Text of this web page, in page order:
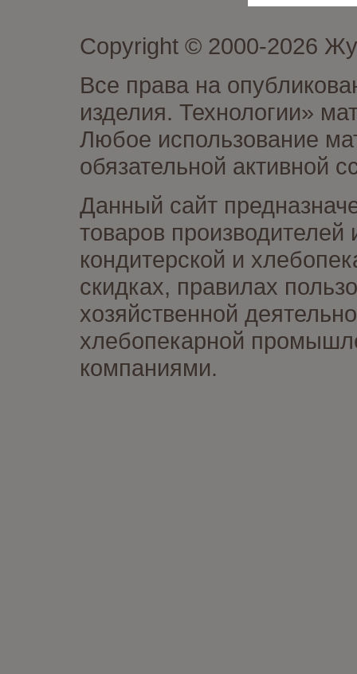
Copyright © 2000-2026
Все права на
изделия. Технологии»
Любое использование
обязательной активной
Данный сайт
товаров
кондитерской и
скидках, правилах
хозяйственной
хлебопекарной
компаниями.